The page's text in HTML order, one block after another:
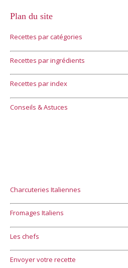
Plan du site
Recettes par catégories
Recettes par ingrédients
Recettes par index
Conseils & Astuces
Charcuteries Italiennes
Fromages Italiens
Les chefs
Envoyer votre recette